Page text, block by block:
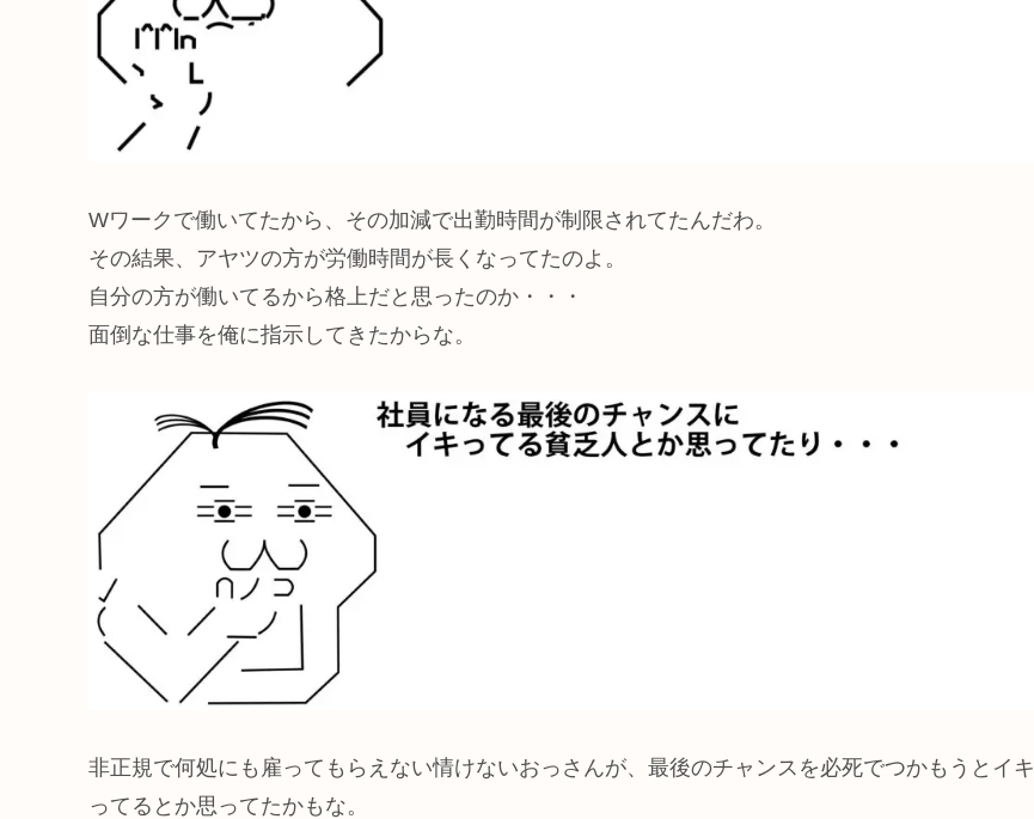
Wワークで働いてたから、その加減で出勤時間が制限されてたんだわ。
その結果、アヤツの方が労働時間が長くなってたのよ。
自分の方が働いてるから格上だと思ったのか・・・
面倒な仕事を俺に指示してきたからな。
非正規で何処にも雇ってもらえない情けないおっさんが、最後のチャンスを必死でつかもうとイキ
ってるとか思ってたかもな。